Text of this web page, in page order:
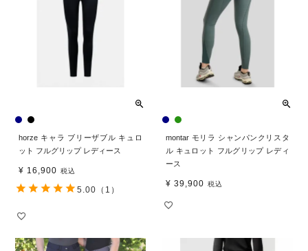
horze キャラ ブリーザブル キュロ
ット フルグリップ レディース
¥ 16,900 税込
5.00 （1）
montar モリラ シャンパンクリスタ
ル キュロット フルグリップ レディ
ース
¥ 39,900 税込